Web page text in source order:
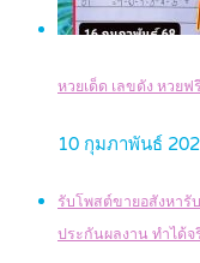
หวยเด็ด เลขดัง หวย
10 กุมภาพันธ์
รับโพสต์ขายอสังหารั
ประกันผลงาน ทำได้จ